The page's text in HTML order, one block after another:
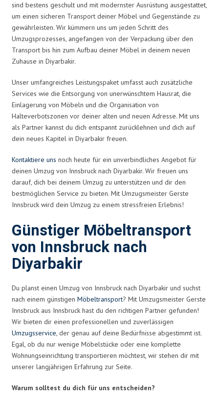
sind bestens geschult und mit modernster Ausrüstung ausgestattet,
um einen sicheren Transport deiner Möbel und Gegenstände zu
gewährleisten. Wir kümmern uns um jeden Schritt des
Umzugsprozesses, angefangen von der Verpackung über den
Transport bis hin zum Aufbau deiner Möbel in deinem neuen
Zuhause in Diyarbakir.
Unser umfangreiches Leistungspaket umfasst auch zusätzliche
Services wie die Entsorgung von unerwünschtem Hausrat, die
Einlagerung von Möbeln und die Organisation von
Halteverbotszonen vor deiner alten und neuen Adresse. Mit uns
als Partner kannst du dich entspannt zurücklehnen und dich auf
dein neues Kapitel in Diyarbakir freuen.
Kontaktiere uns noch heute für ein unverbindliches Angebot für
deinen Umzug von Innsbruck nach Diyarbakir. Wir freuen uns
darauf, dich bei deinem Umzug zu unterstützen und dir den
bestmöglichen Service zu bieten. Mit Umzugsmeister Gerste
Innsbruck wird dein Umzug zu einem stressfreien Erlebnis!
Günstiger Möbeltransport
von Innsbruck nach
Diyarbakir
Du planst einen Umzug von Innsbruck nach Diyarbakir und suchst
nach einem günstigen Möbeltransport? Mit Umzugsmeister Gerste
Innsbruck aus Innsbruck hast du den richtigen Partner gefunden!
Wir bieten dir einen professionellen und zuverlässigen
Umzugsservice, der genau auf deine Bedürfnisse abgestimmt ist.
Egal, ob du nur wenige Möbelstücke oder eine komplette
Wohnungseinrichtung transportieren möchtest, wir stehen dir mit
unserer langjährigen Erfahrung zur Seite.
Warum solltest du dich für uns entscheiden?